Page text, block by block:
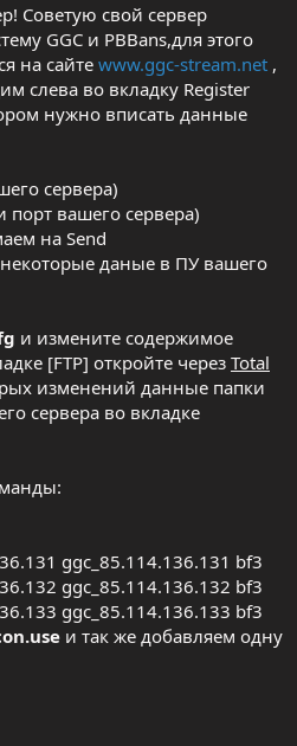
Советую свой сервер
GGC и PBBans,для этого
на сайте www.ggc-stream.net ,
слева во вкладку Register
нужно вписать данные
сервера)
порт вашего сервера)
на Send
некоторые даные в ПУ вашего
и измените содержимое
[FTP] откройте через Total
изменений данные папки
сервера во вкладке
ggc_85.114.136.131 bf3
ggc_85.114.136.132 bf3
ggc_85.114.136.133 bf3
и так же добавляем одну